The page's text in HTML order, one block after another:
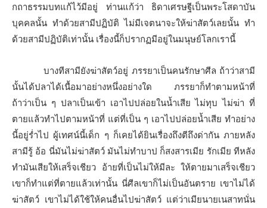
กถาธรรมบทแก้ไว้มีอยู่ ท่านแก้ว่า ธิดาเศรษฐีเป็นพระโสดาบัน
บุคคลนั้น ทำด้วยสามีปฏิบัติ ไม่มีเจตนาจะให้ฆ่าสัตว์เลยนั้น ทำ
ด้วยสามีปฏิบัติเท่านั้น เรื่องนี้ก็ปรากฏมีอยู่ในมนุษย์โลกเรานี้
บางทีสามียังฆ่าสัตว์อยู่ ภรรยาเป็นคนรักษาศีล ถ้าว่าสามี
นั้นได้ปลาได้เนื้อมาอย่างหนึ่งอย่างใด ภรรยาก็ทำตามหน้าที่
ถ้าว่าเป็น ๆ ปลาเป็นเข้า เอาไปปล่อยในน้ำเสีย ไม่ทุบ ไม่ฆ่า ที่
ตายแล้วทำไปตามหน้าที่ แต่ที่เป็น ๆ เอาไปปล่อยน้ำเสีย ทำอย่าง
นี้อยู่ร่ำไป ผู้เทศน์นี้เด็ก ๆ ก็เคยได้ยินเรื่องถึงตีถึงด่ากัน ภายหลัง
สามีรู้ อ้อ นี่มันไม่ฆ่าสัตว์ มันไม่ทำบาป ก็สงสารเมีย รักเมีย ทีหลัง
ทำมันเสียให้เสร็จเชียว อ้ายที่เป็นไม่ให้มีละ ให้ตายมาเสร็จเชียว
เขาก็ทำแต่ที่ตายแล้วเท่านั้น นี่ศีลเขาก็ไม่เป็นอันตราย เขาไม่ได้
ฆ่าสัตว์ เขาไม่ได้ใช้ให้คนอื่นไปฆ่าสัตว์ แต่ว่าเมียนายเนสาทนั่น